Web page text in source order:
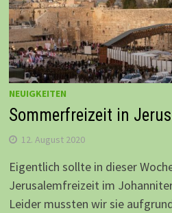
NEUIGKEITEN
Sommerfreizeit in
12. August 2020
Eigentlich sollte in dieser
Jerusalemfreizeit im
Leider mussten wir sie